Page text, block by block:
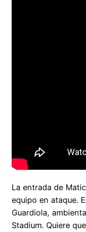
La entrada de
equipo en ataque.
Guardiola,
Stadium. Quiere